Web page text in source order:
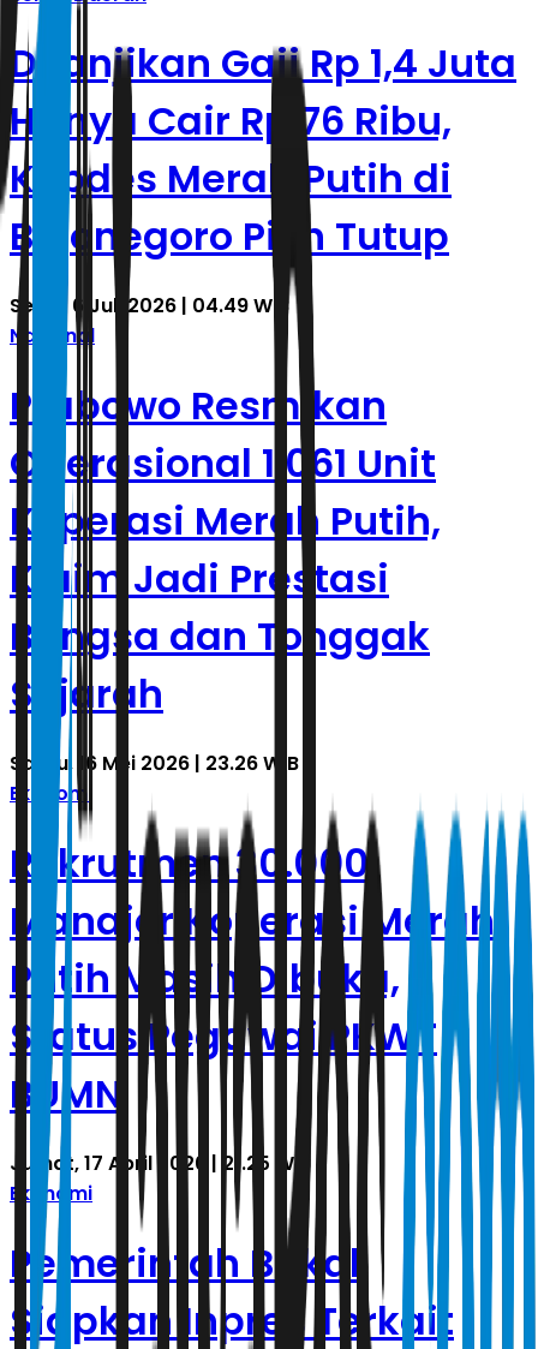
Dijanjikan Gaji Rp 1,4 Juta
Hanya Cair Rp 76 Ribu,
Kopdes Merah Putih di
Bojonegoro Pilih Tutup
Senin, 6 Juli 2026 | 04.49 WIB
Nasional
Prabowo Resmikan
Operasional 1.061 Unit
Koperasi Merah Putih,
Klaim Jadi Prestasi
Bangsa dan Tonggak
Sejarah
Sabtu, 16 Mei 2026 | 23.26 WIB
Ekonomi
Rekrutmen 30.000
Manajer Koperasi Merah
Putih Masih Dibuka,
Status Pegawai PKWT
BUMN
Jumat, 17 April 2026 | 21.25 WIB
Ekonomi
Pemerintah Bakal
Siapkan Inpres Terkait